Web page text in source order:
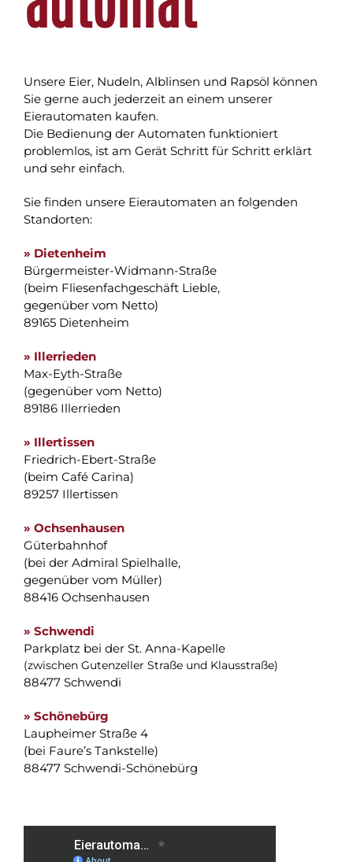
Unsere Eier, Nudeln, Alblinsen und Rapsöl können
Sie gerne auch jederzeit an einem unserer
Eierautomaten kaufen.
Die Bedienung der Automaten funktioniert
problemlos, ist am Gerät Schritt für Schritt erklärt
und sehr einfach.
Sie finden unsere Eierautomaten an folgenden
Standorten:
» Dietenheim
Bürgermeister-Widmann-Straße
(beim Fliesenfachgeschäft Lieble,
gegenüber vom Netto)
89165 Dietenheim
» Illerrieden
Max-Eyth-Straße
(gegenüber vom Netto)
89186 Illerrieden
» Illertissen
Friedrich-Ebert-Straße
(beim Café Carina)
89257 Illertissen
» Ochsenhausen
Güterbahnhof
(bei der Admiral Spielhalle,
gegenüber vom Müller)
88416 Ochsenhausen
» Schwendi
Parkplatz bei der St. Anna-Kapelle
(zwischen Gutenzeller Straße und Klausstraße)
88477 Schwendi
» Schönebürg
Laupheimer Straße 4
(bei Faure’s Tankstelle)
88477 Schwendi-Schönebürg